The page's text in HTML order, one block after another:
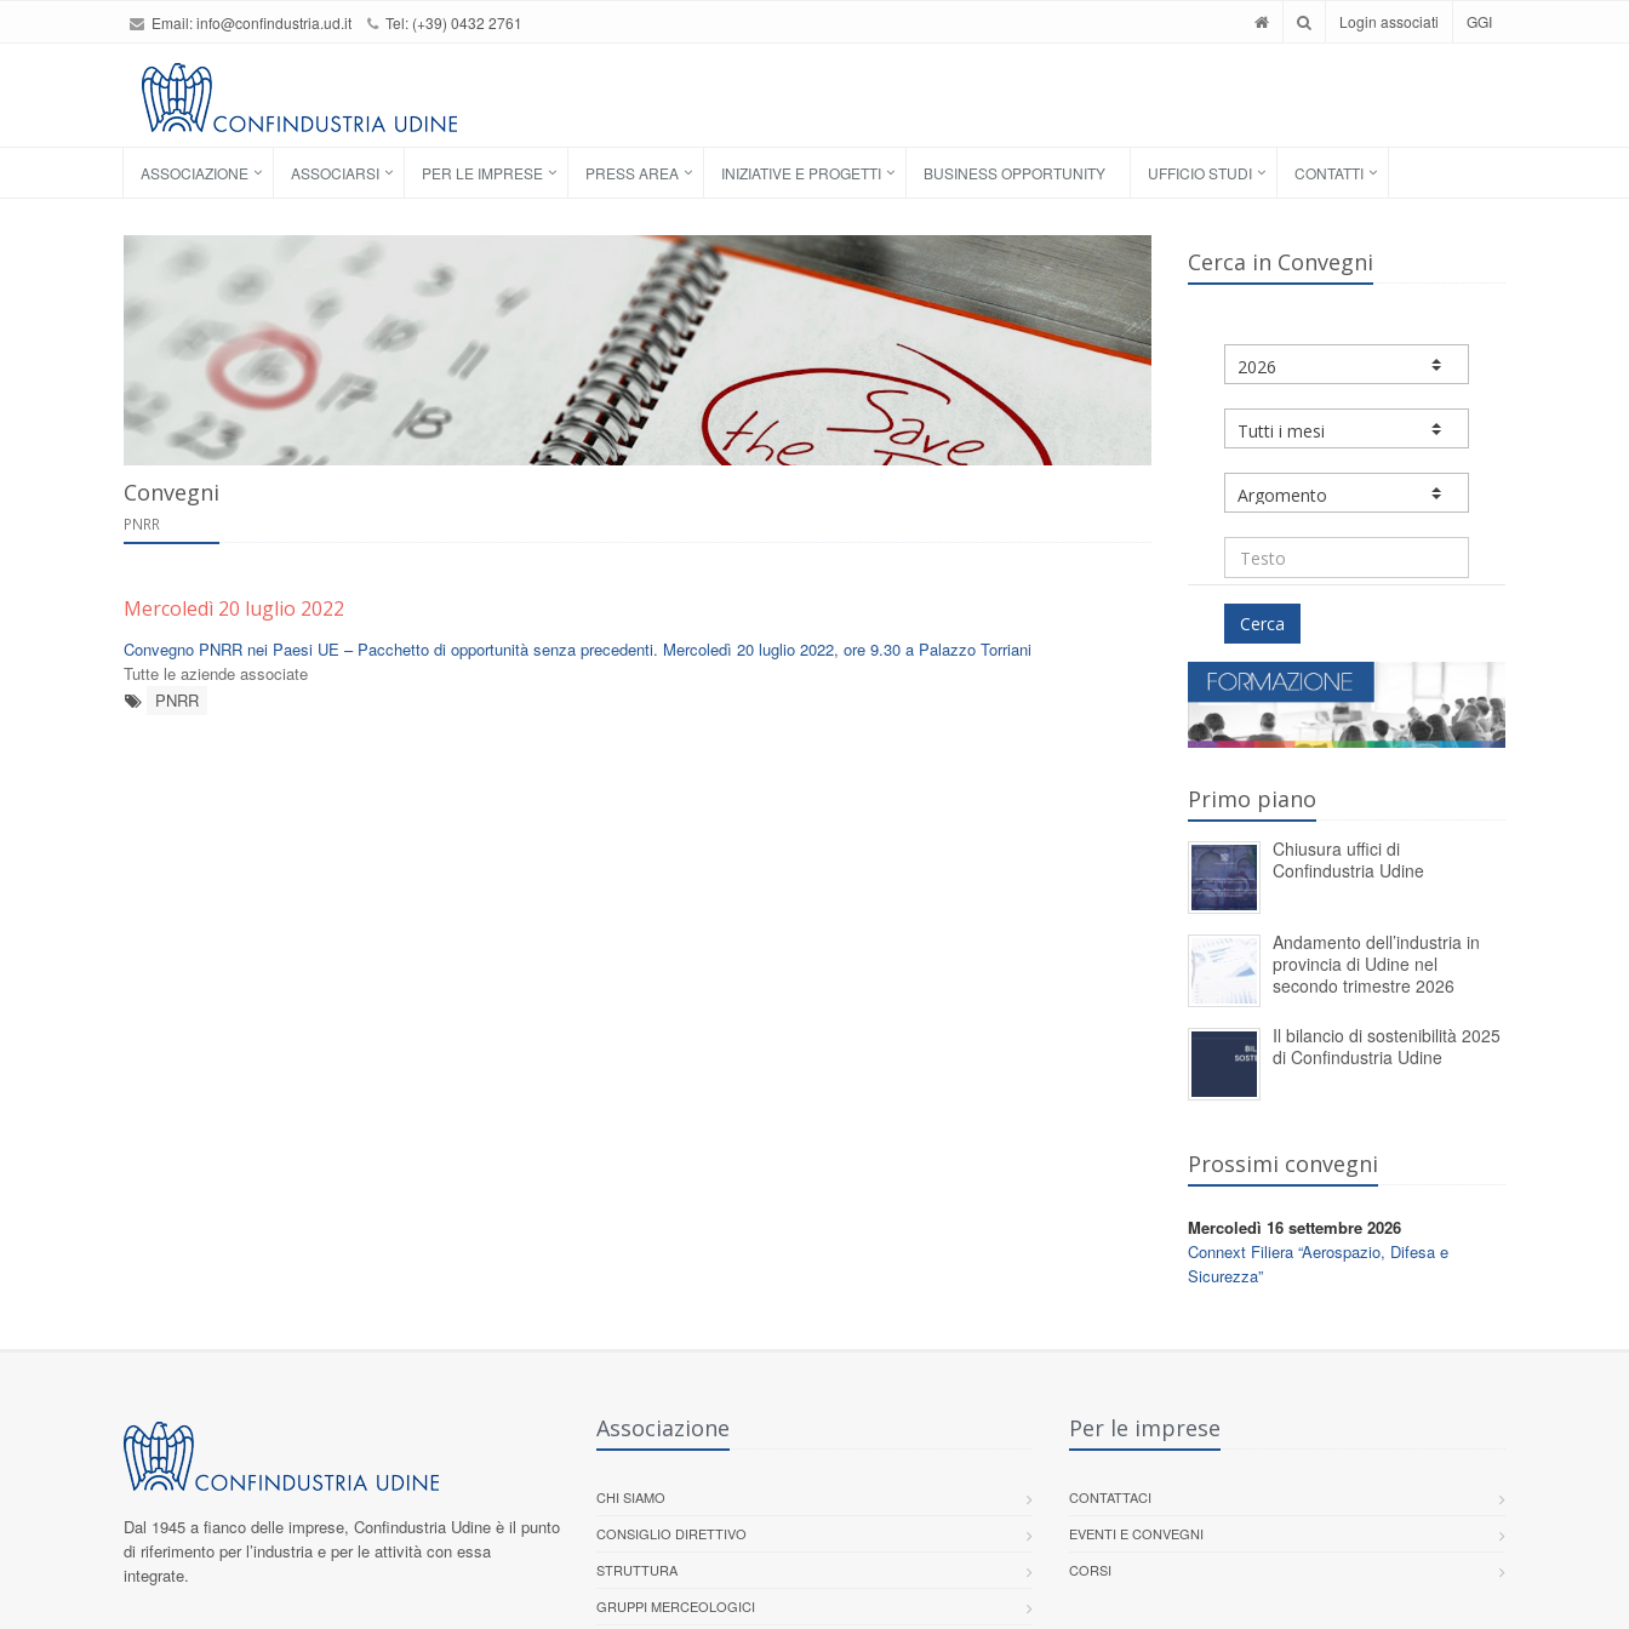
Email:info@confindustria.ud.it Tel: (+39) 0432 2761 Login associati GGI
ASSOCIAZIONE ASSOCIARSI PER LE IMPRESE PRESS AREA INIZIATIVE E PROGETTI BUSINESS OPPORTUNITY UFFICIO STUDI CONTATTI
Convegni
PNRR
Mercoledì 20 luglio 2022
Convegno PNRR nei Paesi UE – Pacchetto di opportunità senza precedenti. Mercoledì 20 luglio 2022, ore 9.30 a Palazzo Torriani
Tutte le aziende associate
PNRR
Cerca in Convegni
Cerca
Primo piano
Chiusura uffici di
Confindustria Udine
Andamento dell’industria in
provincia di Udine nel
secondo trimestre 2026
Il bilancio di sostenibilità 2025
di Confindustria Udine
Prossimi convegni
Mercoledì 16 settembre 2026
Connext Filiera “Aerospazio, Difesa e
Sicurezza”
Dal 1945 a fianco delle imprese, Confindustria Udine è il punto
di riferimento per l’industria e per le attività con essa
integrate.
Associazione
CHI SIAMO
CONSIGLIO DIRETTIVO
STRUTTURA
GRUPPI MERCEOLOGICI
Per le imprese
CONTATTACI
EVENTI E CONVEGNI
CORSI